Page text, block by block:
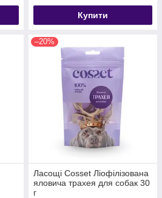
Купити
–20%
Ласощі Cosset Ліофілізована
яловича трахея для собак 30
г